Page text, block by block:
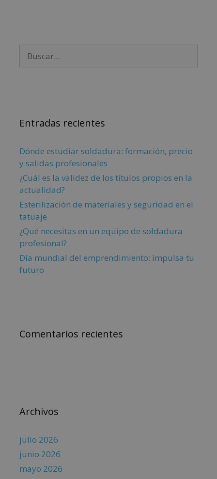
Entradas recientes
Dónde estudiar soldadura: formación, precio
y salidas profesionales
¿Cuál es la validez de los títulos propios en la
actualidad?
Esterilización de materiales y seguridad en el
tatuaje
¿Qué necesitas en un equipo de soldadura
profesional?
Día mundial del emprendimiento: impulsa tu
futuro
Comentarios recientes
Archivos
julio 2026
junio 2026
mayo 2026